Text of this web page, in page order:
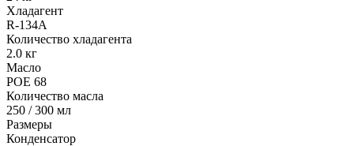
Хладагент
R-134A
Количество хладагента
2.0 кг
Масло
POE 68
Количество масла
250 / 300 мл
Размеры
Конденсатор